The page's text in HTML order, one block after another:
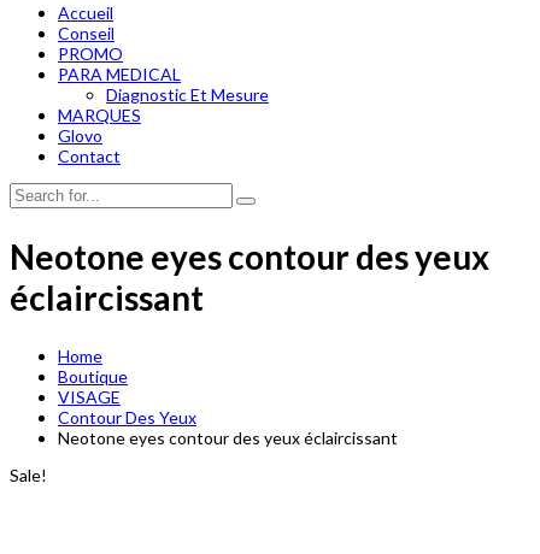
Accueil
Conseil
PROMO
PARA MEDICAL
Diagnostic Et Mesure
MARQUES
Glovo
Contact
Neotone eyes contour des yeux
éclaircissant
Home
Boutique
VISAGE
Contour Des Yeux
Neotone eyes contour des yeux éclaircissant
Sale!